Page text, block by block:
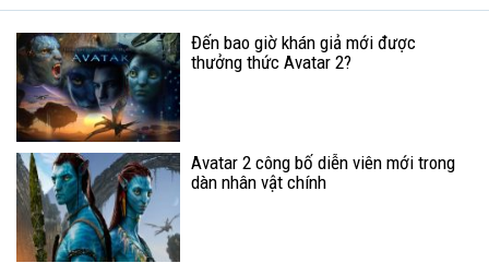
Đến bao giờ khán giả mới được
thưởng thức Avatar 2?
Avatar 2 công bố diễn viên mới trong
dàn nhân vật chính